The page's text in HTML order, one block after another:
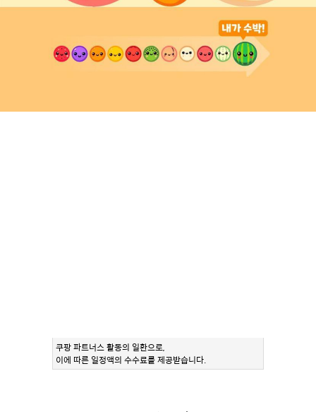
쿠팡 파트너스 활동의 일환으로,
이에 따른 일정액의 수수료를 제공받습니다.